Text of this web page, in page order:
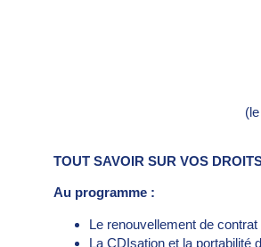
TOUT SAVOIR SUR VOS
Au programme :
Le renouvellement de contrat
La CDIsation et la portabilité